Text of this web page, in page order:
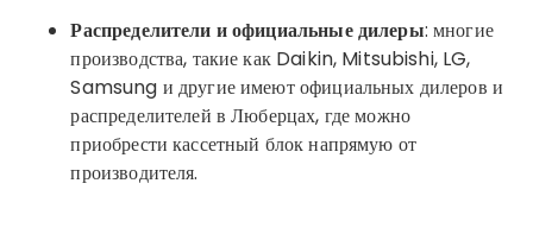
Распределители и официальные дилеры: многие
производства, такие как Daikin, Mitsubishi, LG,
Samsung и другие имеют официальных дилеров и
распределителей в Люберцах, где можно
приобрести кассетный блок напрямую от
производителя.